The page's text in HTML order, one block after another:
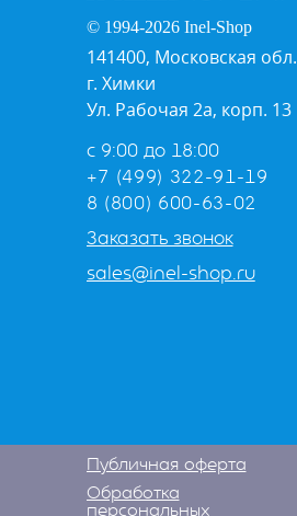
© 1994-2026 Inel-Shop
141400, Московская обл.
г. Химки
Ул. Рабочая 2а, корп. 13
с 9:00 до 18:00
+7 (499) 322-91-19
8 (800) 600-63-02
Заказать звонок
sales@inel-shop.ru
Публичная оферта
Обработка
персональных